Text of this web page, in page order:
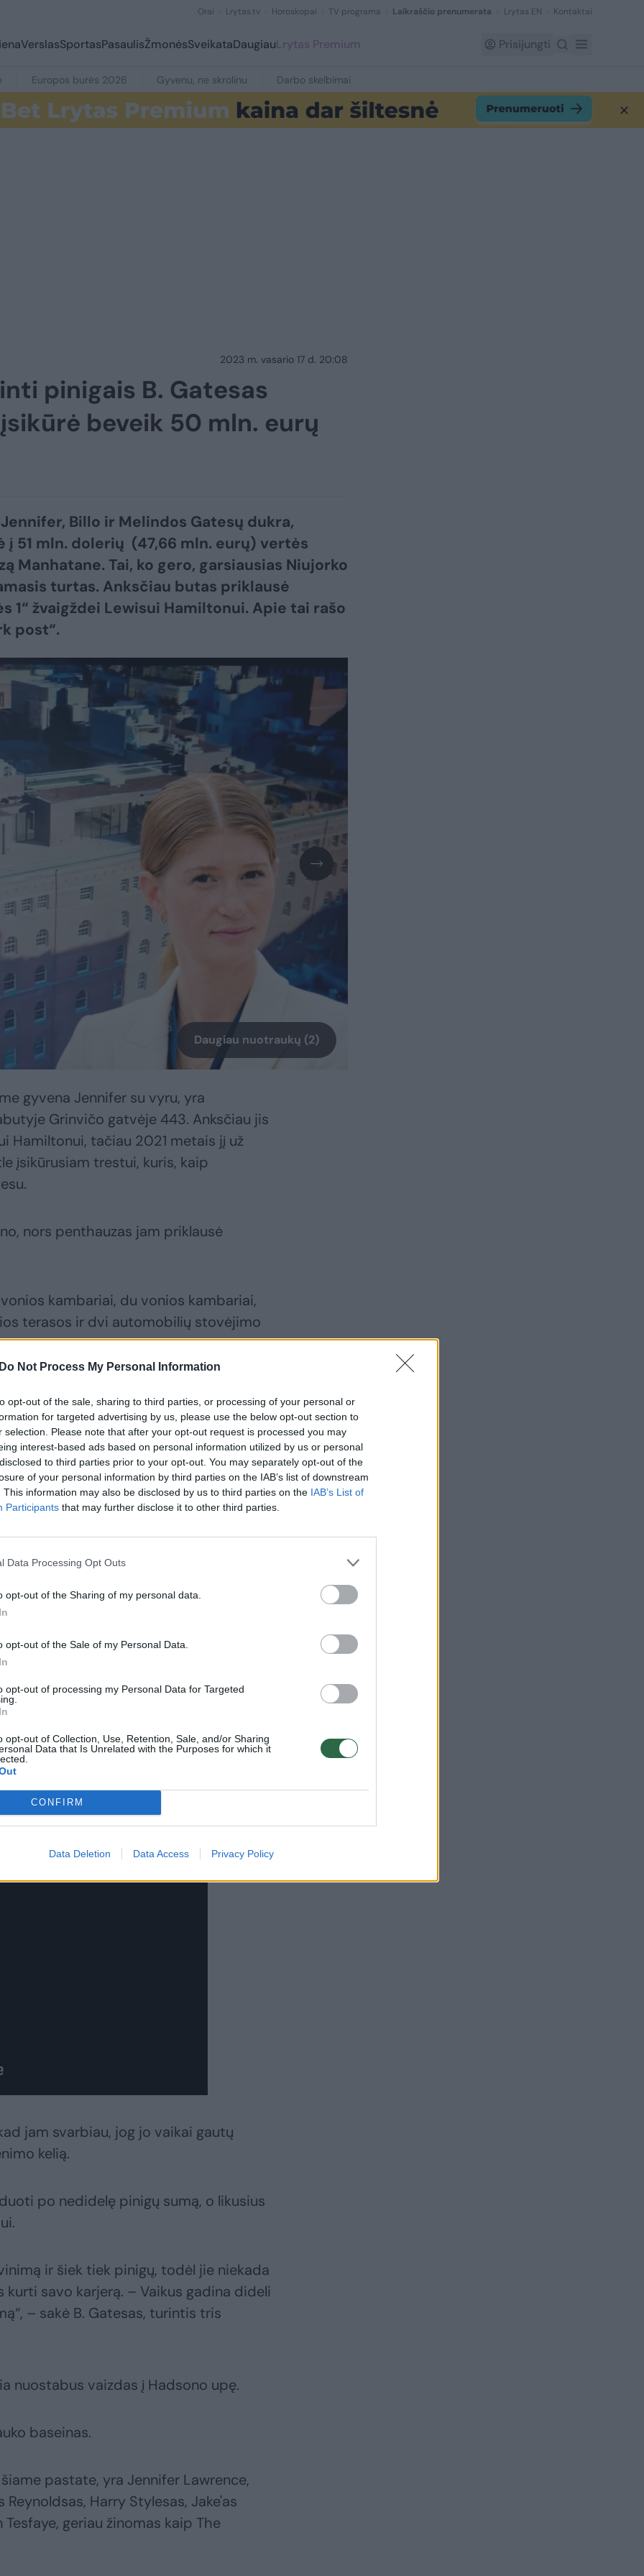
Do Not Process My Personal Information
opt-out of the sale, sharing to third parties, or processing of your personal or
for targeted advertising by us, please use the below opt-out section to
selection. Please note that after your opt-out request is processed you may
interest-based ads based on personal information utilized by us or personal
to third parties prior to your opt-out. You may separately opt-out of the
of your personal information by third parties on the IAB’s list of downstream
This information may also be disclosed by us to third parties on the IAB’s List of
Participants that may further disclose it to other third parties.
Data Processing Opt Outs
opt-out of the Sharing of my personal data.
opt-out of the Sale of my Personal Data.
opt-out of processing my Personal Data for Targeted
opt-out of Collection, Use, Retention, Sale, and/or Sharing
Data that Is Unrelated with the Purposes for which it
CONFIRM
Data Deletion Data Access Privacy Policy
Orai Lrytas.tv Horoskopai TV programa Laikraščio prenumerata Lrytas EN Kontaktai
VerslasSportasPasaulisŽmonėsSveikataDaugiauLrytas Premium Prisijungti
Europos burės 2026 Gyvenu, ne skrolinu Darbo skelbimai
2023 m. vasario 17 d. 20:08
pinigais B. Gatesas
beveik 50 mln. eurų
Billo ir Melindos Gatesų dukra,
į 51 mln. dolerių (47,66 mln. eurų) vertės
Manhatane. Tai, ko gero, garsiausias Niujorko
turtas. Anksčiau butas priklausė
1“ žvaigždei Lewisui Hamiltonui. Apie tai rašo
post“.
Daugiau nuotraukų (2)
gyvena Jennifer su vyru, yra
Grinvičo gatvėje 443. Anksčiau jis
Hamiltonui, tačiau 2021 metais jį už
įsikūrusiam trestui, kuris, kaip
nors penthauzas jam priklausė
kambariai, du vonios kambariai,
terasos ir dvi automobilių stovėjimo
suvokti –
Nidoje
viršutiniame aukšte esančios dvigubos
su langais nuo grindų iki lubų.
kurie laukiasi pirmagimio,
nepaisant ankstesnių tėvų
didžiosios dalies savo milijardų,
jam svarbiau, jog jo vaikai gautų
kelią.
po nedidelę pinigų sumą, o likusius
ir šiek tiek pinigų, todėl jie niekada
savo karjerą. – Vaikus gadina dideli
– sakė B. Gatesas, turintis tris
nuostabus vaizdas į Hadsono upę.
baseinas.
pastate, yra Jennifer Lawrence,
Reynoldsas, Harry Stylesas, Jake'as
geriau žinomas kaip The